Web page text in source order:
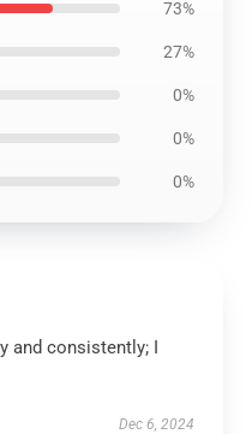
73%
27%
0%
0%
0%
and consistently; I
Dec 6, 2024